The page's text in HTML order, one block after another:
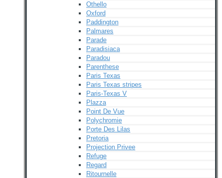
Othello
Oxford
Paddington
Palmares
Parade
Paradisiaca
Paradou
Parenthese
Paris Texas
Paris Texas stripes
Paris-Texas V
Plazza
Point De Vue
Polychromie
Porte Des Lilas
Pretoria
Projection Privee
Refuge
Regard
Ritournelle